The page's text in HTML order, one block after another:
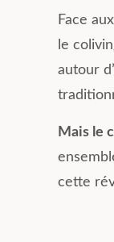
Face
le
autour
Mais le
cette